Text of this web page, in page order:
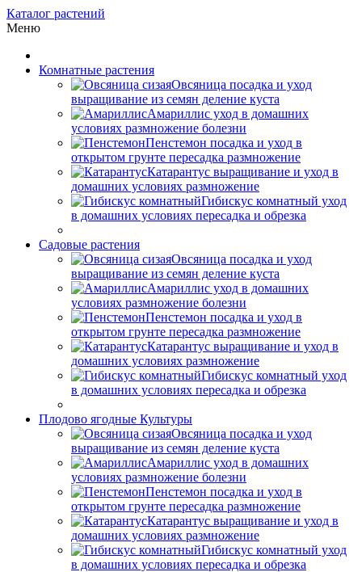
Каталог растений
Меню
Комнатные растения
Овсяница посадка и уход
выращивание из семян деление куста
Амариллис уход в домашних
условиях размножение болезни
Пенстемон посадка и уход в
открытом грунте пересадка размножение
Катарантус выращивание и уход в
домашних условиях размножение
Гибискус комнатный уход
в домашних условиях пересадка и обрезка
Садовые растения
Овсяница посадка и уход
выращивание из семян деление куста
Амариллис уход в домашних
условиях размножение болезни
Пенстемон посадка и уход в
открытом грунте пересадка размножение
Катарантус выращивание и уход в
домашних условиях размножение
Гибискус комнатный уход
в домашних условиях пересадка и обрезка
Плодово ягодные Культуры
Овсяница посадка и уход
выращивание из семян деление куста
Амариллис уход в домашних
условиях размножение болезни
Пенстемон посадка и уход в
открытом грунте пересадка размножение
Катарантус выращивание и уход в
домашних условиях размножение
Гибискус комнатный уход
в домашних условиях пересадка и обрезка